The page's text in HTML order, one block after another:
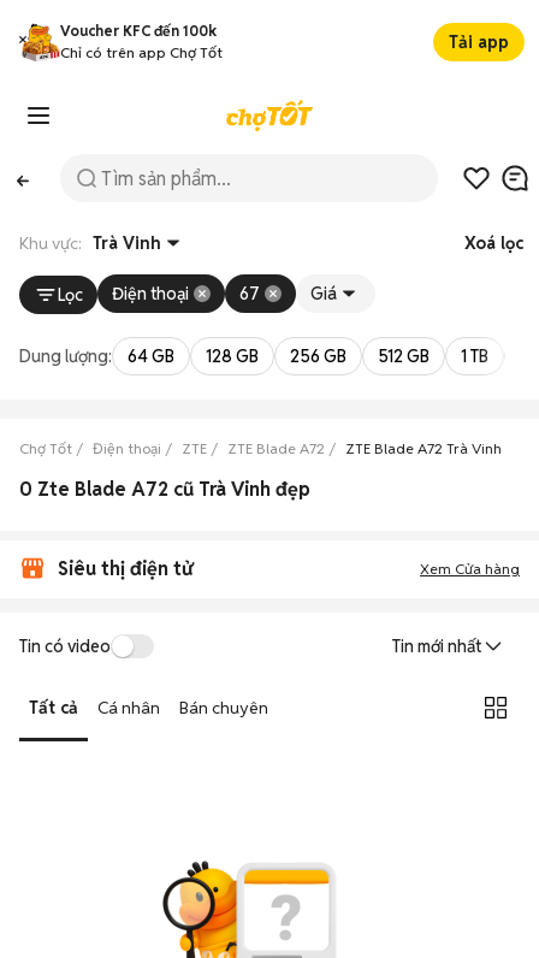
Voucher KFC đến 100k
Chỉ có trên app Chợ Tốt
Tải app
Khu vực: Trà Vinh Xoá lọc
Lọc Điện thoại 67 Giá
Dung lượng: 64 GB 128 GB 256 GB 512 GB 1 TB
Chợ Tốt Điện thoại ZTE ZTE Blade A72 ZTE Blade A72 Trà Vinh
0 Zte Blade A72 cũ Trà Vinh đẹp
Siêu thị điện tử Xem Cửa hàng
Tin có video Tin mới nhất
Tất cả Cá nhân Bán chuyên